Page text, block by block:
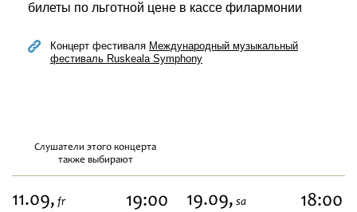
билеты по льготной цене в кассе филармонии
Концерт фестиваля Международный музыкальный
фестиваль Ruskeala Symphony
Слушатели этого концерта
также выбирают
11.09, fr 19:00 19.09, sa 18:00